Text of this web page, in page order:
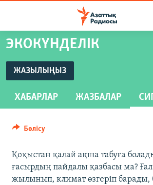
Skip
to
main
content
main
Navigation
Search
ЖАҢАЛЫҚТАР
САЯСАТ
АДАМ ҚҰҚЫҚТАРЫ
ӘЛЕМ
АРНАЙЫ ЖОБАЛАР
ЭКОКҮНДЕЛІК
ЖАЗЫЛЫҢЫЗ
ХАБАРЛАР ЖАЗБАЛАР
Бөлісу
Қоқыстан қалай ақша табуға
ғасырдың пайдалы қазбасы ма?
жылынып, климат өзгеріп барады,